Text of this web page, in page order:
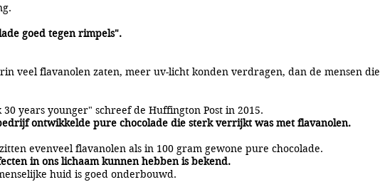
goed tegen rimpels".
veel flavanolen zaten, meer uv-licht konden verdragen, dan de mensen die
years younger" schreef de Huffington Post in 2015.
ontwikkelde pure chocolade die sterk verrijkt was met flavanolen.
evenveel flavanolen als in 100 gram gewone pure chocolade.
in ons lichaam kunnen hebben is bekend.
huid is goed onderbouwd.